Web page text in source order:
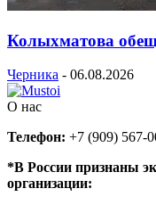
Колыхматова
Черника - 06.08.2026
О нас
Телефон: +7 (909) 567-
*В России признаны
организации: